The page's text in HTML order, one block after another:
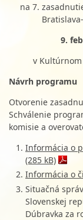
na 7.
9.
v Kultúrnom
Návrh programu
Otvorenie
Schválenie
komisie a
Informácia o
(285 kB)
Informácia o
Situačná
Slovenskej
Dúbravka za